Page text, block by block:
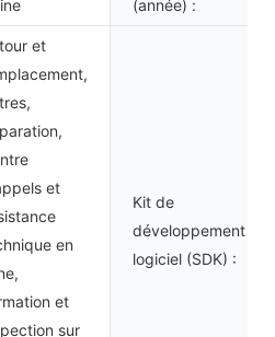
(année) :
et
et
en
et
sur
Kit de
développement
logiciel (SDK) :